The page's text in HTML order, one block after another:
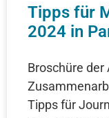
Tipps für
2024 in
Broschüre der
Tipps für